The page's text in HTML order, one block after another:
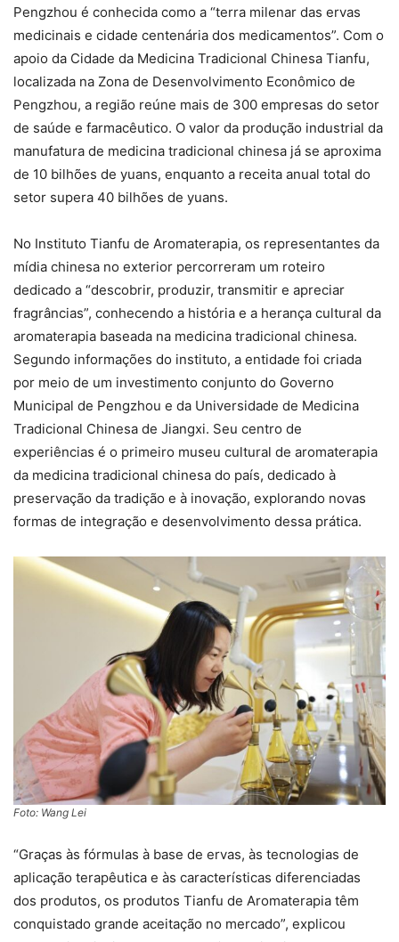
Pengzhou é conhecida como a “terra milenar das ervas
medicinais e cidade centenária dos medicamentos”. Com o
apoio da Cidade da Medicina Tradicional Chinesa Tianfu,
localizada na Zona de Desenvolvimento Econômico de
Pengzhou, a região reúne mais de 300 empresas do setor
de saúde e farmacêutico. O valor da produção industrial da
manufatura de medicina tradicional chinesa já se aproxima
de 10 bilhões de yuans, enquanto a receita anual total do
setor supera 40 bilhões de yuans.
No Instituto Tianfu de Aromaterapia, os representantes da
mídia chinesa no exterior percorreram um roteiro
dedicado a “descobrir, produzir, transmitir e apreciar
fragrâncias”, conhecendo a história e a herança cultural da
aromaterapia baseada na medicina tradicional chinesa.
Segundo informações do instituto, a entidade foi criada
por meio de um investimento conjunto do Governo
Municipal de Pengzhou e da Universidade de Medicina
Tradicional Chinesa de Jiangxi. Seu centro de
experiências é o primeiro museu cultural de aromaterapia
da medicina tradicional chinesa do país, dedicado à
preservação da tradição e à inovação, explorando novas
formas de integração e desenvolvimento dessa prática.
Foto: Wang Lei
“Graças às fórmulas à base de ervas, às tecnologias de
aplicação terapêutica e às características diferenciadas
dos produtos, os produtos Tianfu de Aromaterapia têm
conquistado grande aceitação no mercado”, explicou